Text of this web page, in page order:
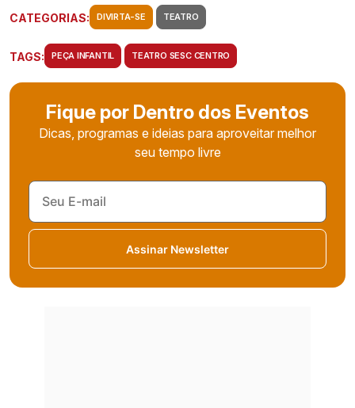
CATEGORIAS: DIVIRTA-SE TEATRO
TAGS: PEÇA INFANTIL TEATRO SESC CENTRO
Fique por Dentro dos Eventos
Dicas, programas e ideias para aproveitar melhor
seu tempo livre
Assinar Newsletter